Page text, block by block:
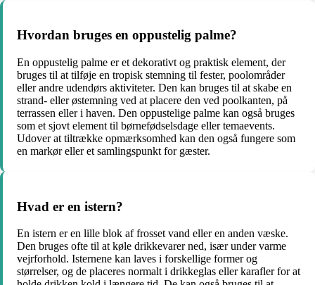
Hvordan bruges en oppustelig palme?
En oppustelig palme er et dekorativt og praktisk element, der
bruges til at tilføje en tropisk stemning til fester, poolområder
eller andre udendørs aktiviteter. Den kan bruges til at skabe en
strand- eller østemning ved at placere den ved poolkanten, på
terrassen eller i haven. Den oppustelige palme kan også bruges
som et sjovt element til børnefødselsdage eller temaevents.
Udover at tiltrække opmærksomhed kan den også fungere som
en markør eller et samlingspunkt for gæster.
Hvad er en istern?
En istern er en lille blok af frosset vand eller en anden væske.
Den bruges ofte til at køle drikkevarer ned, især under varme
vejrforhold. Isternene kan laves i forskellige former og
størrelser, og de placeres normalt i drikkeglas eller karafler for at